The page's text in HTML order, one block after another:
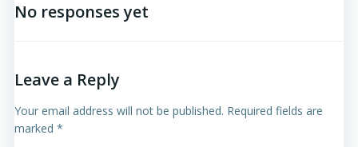
No responses yet
Leave a Reply
Your email address will not be published. Required fields are
marked *